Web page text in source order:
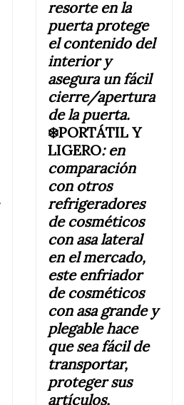
resorte en la
puerta protege
el contenido del
interior y
asegura un fácil
cierre/apertura
de la puerta.
❄️PORTÁTIL Y
LIGERO: en
comparación
con otros
refrigeradores
de cosméticos
con asa lateral
en el mercado,
este enfriador
de cosméticos
con asa grande y
plegable hace
que sea fácil de
transportar,
proteger sus
artículos,